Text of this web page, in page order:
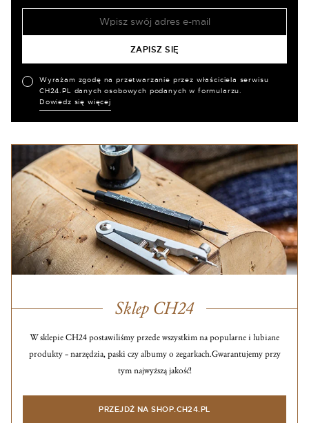
Wyrażam zgodę na przetwarzanie przez właściciela serwisu
CH24.PL danych osobowych podanych w formularzu.
Dowiedz się więcej
Sklep CH24
W sklepie CH24 postawiliśmy przede wszystkim na popularne i lubiane
produkty – narzędzia, paski czy albumy o zegarkach.Gwarantujemy przy
tym najwyższą jakość!
PRZEJDŹ NA SHOP.CH24.PL